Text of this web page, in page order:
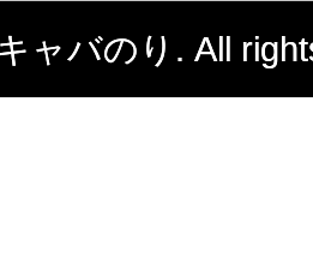
ャバのり. All